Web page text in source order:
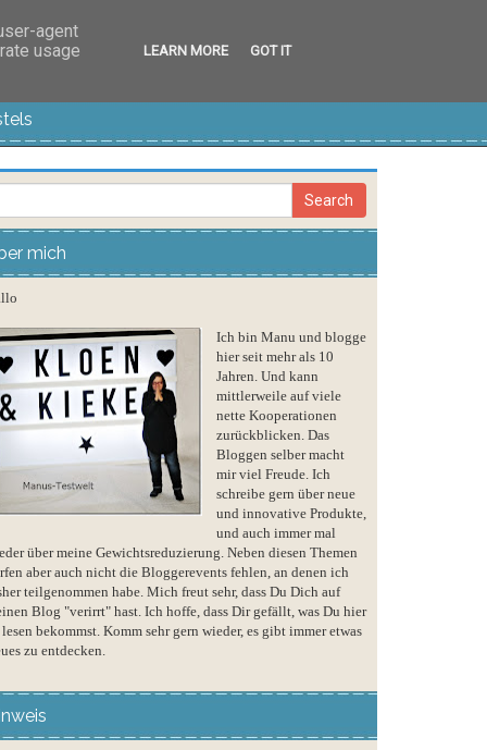
mich
Ich bin Manu und blogge
hier seit mehr als 10
Jahren. Und kann
mittlerweile auf viele
nette Kooperationen
zurückblicken. Das
Bloggen selber macht
mir viel Freude. Ich
schreibe gern über neue
und innovative Produkte,
und auch immer mal
über meine Gewichtsreduzierung. Neben diesen Themen
aber auch nicht die Bloggerevents fehlen, an denen ich
teilgenommen habe. Mich freut sehr, dass Du Dich auf
Blog "verirrt" hast. Ich hoffe, dass Dir gefällt, was Du hier
bekommst. Komm sehr gern wieder, es gibt immer etwas
zu entdecken.
agent
usage
LEARN MORE GOT IT